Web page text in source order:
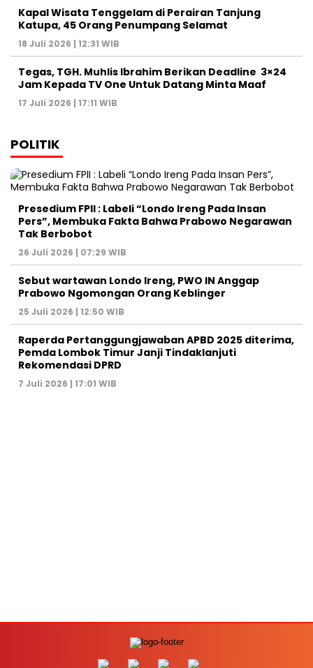
Kapal Wisata Tenggelam di Perairan Tanjung
Katupa, 45 Orang Penumpang Selamat
18 Juli 2026 | 12:31 WIB
Tegas, TGH. Muhlis Ibrahim Berikan Deadline 3×24
Jam Kepada TV One Untuk Datang Minta Maaf
17 Juli 2026 | 17:11 WIB
POLITIK
Presedium FPII : Labeli “Londo Ireng Pada Insan
Pers”, Membuka Fakta Bahwa Prabowo Negarawan
Tak Berbobot
26 Juli 2026 | 07:29 WIB
Sebut wartawan Londo Ireng, PWO IN Anggap
Prabowo Ngomongan Orang Keblinger
25 Juli 2026 | 12:50 WIB
Raperda Pertanggungjawaban APBD 2025 diterima,
Pemda Lombok Timur Janji Tindaklanjuti
Rekomendasi DPRD
7 Juli 2026 | 17:01 WIB